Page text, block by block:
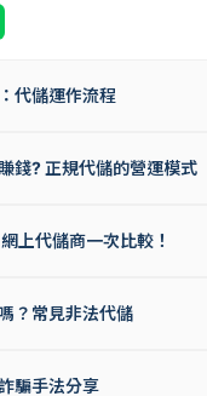
代儲運作流程
錢? 正規代儲的營運模式
上代儲商一次比較！
？常見非法代儲
騙手法分享